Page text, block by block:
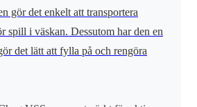
gör det enkelt att transportera
spill i väskan. Dessutom har den en
det lätt att fylla på och rengöra